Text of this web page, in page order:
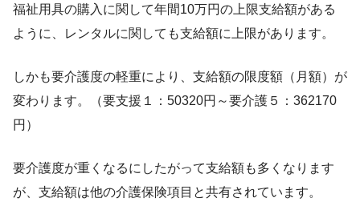
福祉用具の購入に関して年間10万円の上限支給額がある
ように、レンタルに関しても支給額に上限があります。
しかも要介護度の軽重により、支給額の限度額（月額）が
変わります。（要支援１：50320円～要介護５：362170
円）
要介護度が重くなるにしたがって支給額も多くなります
が、支給額は他の介護保険項目と共有されています。